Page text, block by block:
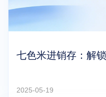
七色米进销存：解
2025-05-19